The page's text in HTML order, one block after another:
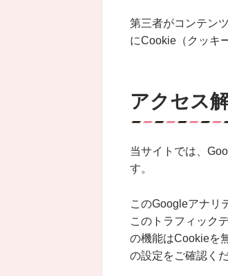
第三者がコンテン
にCookie（クッキ
アクセス
当サイトでは、
す。
このGoogleアナリ
このトラフィック
の機能はCookieを
の設定をご確認く